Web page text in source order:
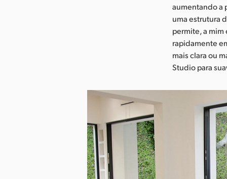
aumentando a
uma estrutura
permite, a mim
rapidamente
mais clara ou
Studio para